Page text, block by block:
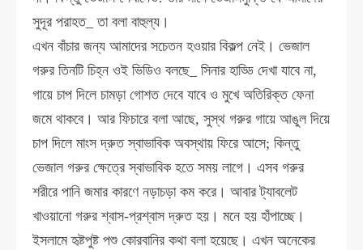
সুদূর পরাহত_ তা বলা বাহুল্য।
এখন বাঁচার জন্য আমাদের সচেতন হওয়ার বিকল্প নেই। ভেজাল
গরুর তিনটি চিহ্ন ওই ভিডিও বলছে_ সিনার হাড্ডি দেখা যাবে না,
গায়ে চাপ দিলে চামড়া গোশত দেবে যাবে ও মুখে অতিরিক্ত ফেনা
জমে থাকবে। আর ফিচারে বলা আছে, সুস্থ গরুর গায়ে আঙুল দিয়ে
চাপ দিলে মাংস দ্রুত স্বাভাবিক অবস্থায় ফিরে আসে; কিন্তু
ভেজাল গরুর ক্ষেত্রে স্বাভাবিক হতে সময় লাগে। এসব গরুর
শরীরে পানি জমার কারণে নড়াচড়া কম করে। আবার ট্যাবলেট
খাওয়ানো গরুর শ্বাস-প্রশ্বাস দ্রুত হয়। মনে হয় হাঁপাচ্ছে।
ইসলামে হৃষ্টপুষ্ট পশু কোরবানির কথা বলা হয়েছে। এখন অনেকের